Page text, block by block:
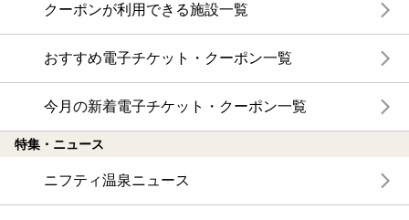
クーポンが利用できる施設一覧
おすすめ電子チケット・クーポン一覧
今月の新着電子チケット・クーポン一覧
特集・ニュース
ニフティ温泉ニュース